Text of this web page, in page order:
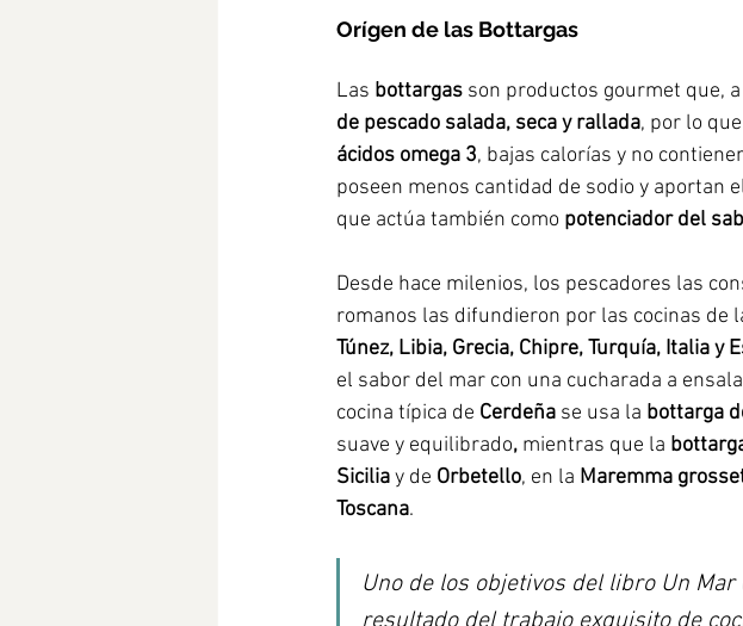
Orígen de las Bottargas
Las bottargas son productos gourmet que,
de pescado salada, seca y rallada, por lo
ácidos omega 3, bajas calorías y no
poseen menos cantidad de sodio y aportan
que actúa también como potenciador del
Desde hace milenios, los pescadores las
romanos las difundieron por las cocinas de
Túnez, Libia, Grecia, Chipre, Turquía, Italia y
el sabor del mar con una cucharada a
cocina típica de Cerdeña se usa la bottarga
suave y equilibrado, mientras que la
Sicilia y de Orbetello, en la Maremma
Toscana.
Uno de los objetivos del libro Un